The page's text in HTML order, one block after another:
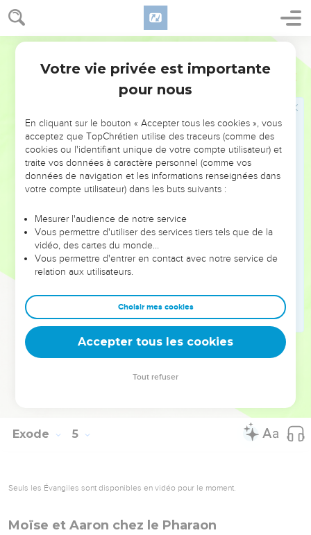
Exode 4
Et je te dis : Laisse aller mon fils pour qu'il me serve ; et si
tu refuses de le laisser aller, voici, je tuerai ton fils, ton
premier-né.
Et il arriva, en chemin, dans le caravansérail, que l'Éternel
vint contre lui, et chercha à le faire mourir.
Et Séphora prit une pierre tranchante et coupa le prépuce
époux de sang !
Et l'Éternel le laissa. Alors elle dit : Époux de sang ! à
cause de la circoncision.
Et l'Éternel dit à Aaron : Va à la rencontre de Moïse, au
le baisa.
Et Moïse raconta à Aaron toutes les paroles de l'Éternel
qui l'avait envoyé, et tous les signes qu'il lui avait
commandés.
Et Moïse et Aaron allèrent, et assemblèrent tous les
anciens des fils d'Israël ;
et Aaron dit toutes les paroles que l'Éternel avait dites à
Moïse, et fit les signes devant les yeux du peuple.
Et le peuple crut ; et ils apprirent que l'Éternel avait visité
Exode 5
Seuls les Évangiles sont disponibles en vidéo pour le moment.
Moïse et Aaron chez le Pharaon
Votre vie privée est importante
pour nous
En cliquant sur le bouton « Accepter tous les cookies », vous
acceptez que TopChrétien utilise des traceurs (comme des
cookies ou l'identifiant unique de votre compte utilisateur) et
traite vos données à caractère personnel (comme vos
données de navigation et les informations renseignées dans
votre compte utilisateur) dans les buts suivants :
Mesurer l'audience de notre service
Vous permettre d'utiliser des services tiers tels que de la
vidéo, des cartes du monde…
Vous permettre d'entrer en contact avec notre service de
relation aux utilisateurs.
Choisir mes cookies
Accepter tous les cookies
Tout refuser